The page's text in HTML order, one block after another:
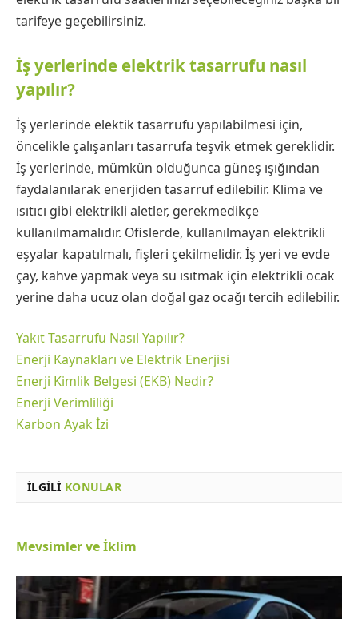
tarifeye geçebilirsiniz.
İş yerlerinde elektrik tasarrufu nasıl
yapılır?
İş yerlerinde elektik tasarrufu yapılabilmesi için,
öncelikle çalışanları tasarrufa teşvik etmek gereklidir.
İş yerlerinde, mümkün olduğunca güneş ışığından
faydalanılarak enerjiden tasarruf edilebilir. Klima ve
ısıtıcı gibi elektrikli aletler, gerekmedikçe
kullanılmamalıdır. Ofislerde, kullanılmayan elektrikli
eşyalar kapatılmalı, fişleri çekilmelidir. İş yeri ve evde
çay, kahve yapmak veya su ısıtmak için elektrikli ocak
yerine daha ucuz olan doğal gaz ocağı tercih edilebilir.
Yakıt Tasarrufu Nasıl Yapılır?
Enerji Kaynakları ve Elektrik Enerjisi
Enerji Kimlik Belgesi (EKB) Nedir?
Enerji Verimliliği
Karbon Ayak İzi
İLGILI KONULAR
Mevsimler ve İklim